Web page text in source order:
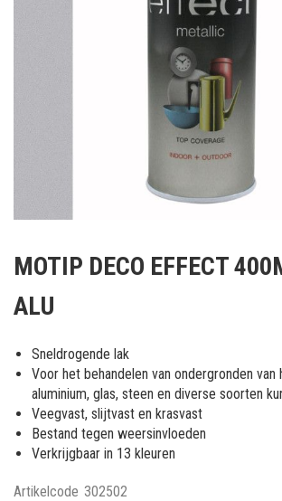
het
van
afbeeldingen-
gallerij
MOTIP DECO EFFECT
ALU
Sneldrogende lak
Voor het behandelen van ondergronden van
aluminium, glas, steen en diverse soorten
Veegvast, slijtvast en krasvast
Bestand tegen weersinvloeden
Verkrijgbaar in 13 kleuren
Artikelcode 302502